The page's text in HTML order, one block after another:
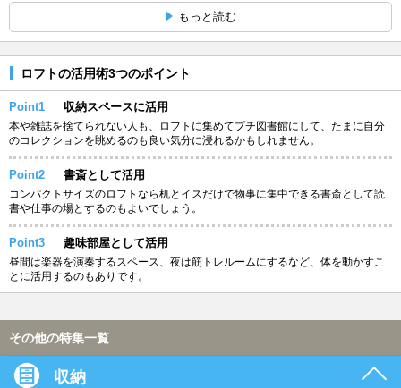
もっと読む
ロフトの活用術3つのポイント
Point1 収納スペースに活用
本や雑誌を捨てられない人も、ロフトに集めてプチ図書館にして、たまに自分
のコレクションを眺めるのも良い気分に浸れるかもしれません。
Point2 書斎として活用
コンパクトサイズのロフトなら机とイスだけで物事に集中できる書斎として読
書や仕事の場とするのもよいでしょう。
Point3 趣味部屋として活用
昼間は楽器を演奏するスペース、夜は筋トレルームにするなど、体を動かすこ
とに活用するのもありです。
その他の特集一覧
収納